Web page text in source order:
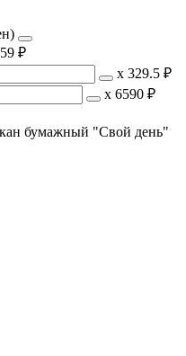
₽
х 329.5 ₽
х 6590 ₽
бумажный "Свой день"